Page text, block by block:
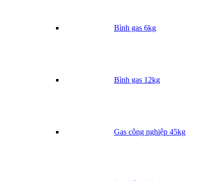
Bình gas 6kg
Bình gas 12kg
Gas công nghiệp 45kg